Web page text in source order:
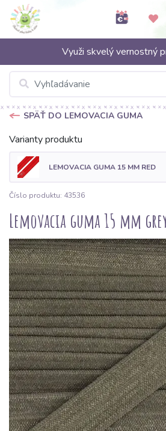
Využi skvelý vernostný
SPÄŤ DO LEMOVACIA GUMA
Varianty produktu
LEMOVACIA GUMA 15 MM RED
Číslo produktu: 43536
Lemovacia guma 15 mm